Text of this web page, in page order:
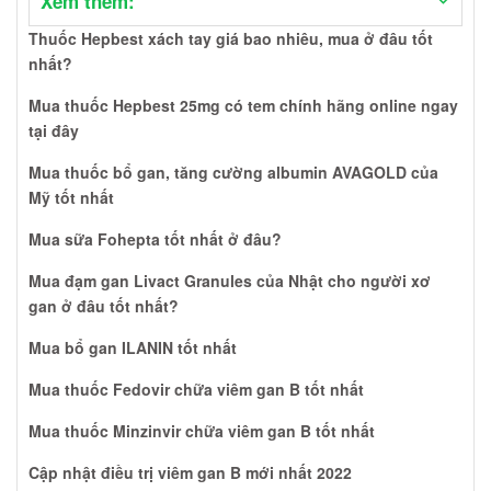
nhất hiện nay giá? Thuốc Ricovir 300mg giá bao nhiêu? Giá
thuốc ARV Mylan bao nhiêu? Thuốc Pharcavir có tác dụng gì?
25mg chính hãng có tem chống giả?
Thuốc Hepbest xách tay giá bao nhiêu, mua ở đâu tốt
nhất?
Mua thuốc Hepbest 25mg có tem chính hãng online ngay
tại đây
Mua thuốc bổ gan, tăng cường albumin AVAGOLD của
Mỹ tốt nhất
Mua sữa Fohepta tốt nhất ở đâu?
Mua đạm gan Livact Granules của Nhật cho người xơ
gan ở đâu tốt nhất?
Mua bổ gan ILANIN tốt nhất
Mua thuốc Fedovir chữa viêm gan B tốt nhất
Mua thuốc Minzinvir chữa viêm gan B tốt nhất
Cập nhật điều trị viêm gan B mới nhất 2022